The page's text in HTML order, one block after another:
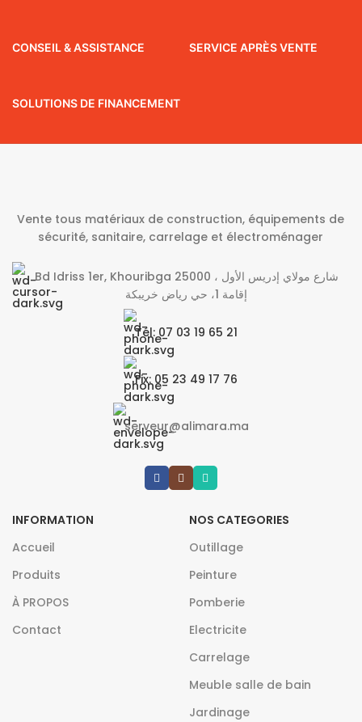
CONSEIL & ASSISTANCE SERVICE APRÈS VENTE
SOLUTIONS DE FINANCEMENT
Vente tous matériaux de construction, équipements de
sécurité, sanitaire, carrelage et électroménager
Bd Idriss 1er, Khouribga 25000 شارع مولاي إدريس الأول ،
إقامة 1، حي رياض خريبكة
Tél: 07 03 19 65 21
Fix: 05 23 49 17 76
serveur@alimara.ma
INFORMATION
Accueil
Produits
À PROPOS
Contact
NOS CATEGORIES
Outillage
Peinture
Pomberie
Electricite
Carrelage
Meuble salle de bain
Jardinage